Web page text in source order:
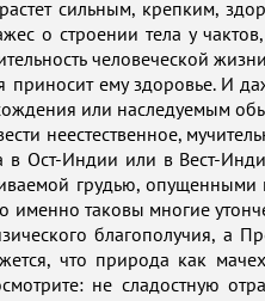
сильным, крепким,
о строении тела у
человеческой
приносит ему здоровье. И
или наследуемым
неестественное,
в Ост-Индии или в Вест-
грудью,
именно таковы многие
благополучия, а
что природа как
не сладостную